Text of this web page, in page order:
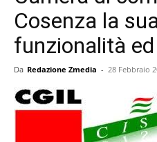
Cosenza la
funzionalità
Da Redazione Zmedia - 28 Febbraio